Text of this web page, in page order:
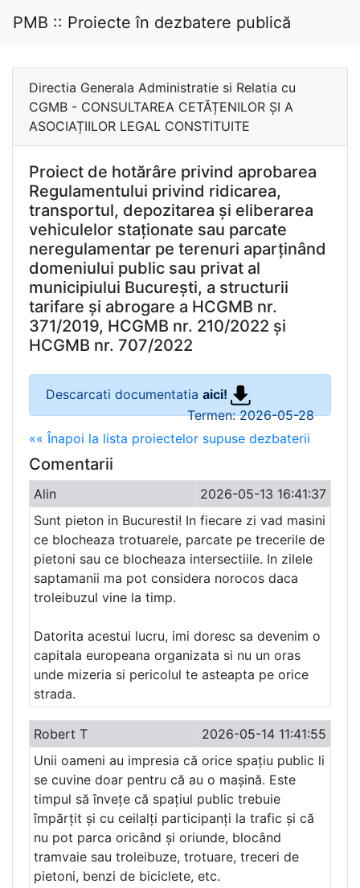
PMB :: Proiecte în dezbatere publică
Directia Generala Administratie si Relatia cu
CGMB - CONSULTAREA CETĂȚENILOR ȘI A
ASOCIAȚIILOR LEGAL CONSTITUITE
Proiect de hotărâre privind aprobarea
Regulamentului privind ridicarea,
transportul, depozitarea și eliberarea
vehiculelor staționate sau parcate
neregulamentar pe terenuri aparținând
domeniului public sau privat al
municipiului București, a structurii
tarifare și abrogare a HCGMB nr.
371/2019, HCGMB nr. 210/2022 și
HCGMB nr. 707/2022
Descarcati documentatia aici!
Termen: 2026-05-28
«« Înapoi la lista proiectelor supuse dezbaterii
Comentarii
Alin
2026-05-13 16:41:37
Sunt pieton in Bucuresti! In fiecare zi vad masini
ce blocheaza trotuarele, parcate pe trecerile de
pietoni sau ce blocheaza intersectiile. In zilele
saptamanii ma pot considera norocos daca
troleibuzul vine la timp.
Datorita acestui lucru, imi doresc sa devenim o
capitala europeana organizata si nu un oras
unde mizeria si pericolul te asteapta pe orice
strada.
Robert T
2026-05-14 11:41:55
Unii oameni au impresia că orice spațiu public li
se cuvine doar pentru că au o mașină. Este
timpul să învețe că spațiul public trebuie
împărțit și cu ceilalți participanți la trafic și că
nu pot parca oricând și oriunde, blocând
tramvaie sau troleibuze, trotuare, treceri de
pietoni, benzi de biciclete, etc.